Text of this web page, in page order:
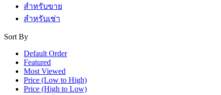
สำหรับขาย
สำหรับเช่า
Sort By
Default Order
Featured
Most Viewed
Price (Low to High)
Price (High to Low)